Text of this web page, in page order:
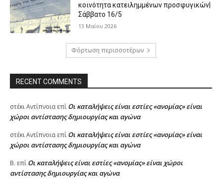
κοινότητα κατειλημμένων προσφυγικών|
Σάββατο 16/5
13 Μαΐου 2026
Φόρτωση περισσοτέρων
RECENT COMMENTS
στέκι Αντίπνοια επί Oι καταλήψεις είναι εστίες «ανομίας» είναι
χώροι αντίστασης δημιουργίας και αγώνα
στέκι Αντίπνοια επί Oι καταλήψεις είναι εστίες «ανομίας» είναι
χώροι αντίστασης δημιουργίας και αγώνα
Β. επί Oι καταλήψεις είναι εστίες «ανομίας» είναι χώροι
αντίστασης δημιουργίας και αγώνα